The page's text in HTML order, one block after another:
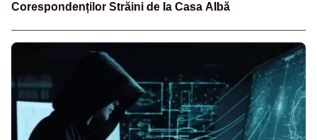
Corespondenților Străini de la Casa Albă